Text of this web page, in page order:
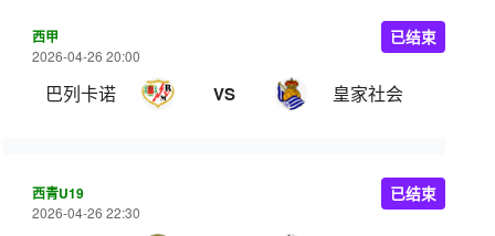
西甲
2026-04-26 20:00
巴列卡诺 VS 皇家社会
已结束
西青U19
2026-04-26 22:30
已结束